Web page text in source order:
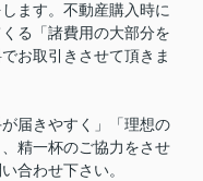
ます。不動産購入時に
る「諸費用の大部分を
お取引きさせて頂きま
届きやすく」「理想の
精一杯のご協力をさせ
合わせ下さい。